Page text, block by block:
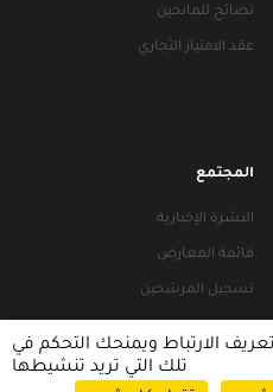
نصائح للمانحين
عقد الامتياز التجاري
المجتمع
النشرة الإخبارية
قائمة المعارض
تسجيل المرشحين
الارتباط ويمنحك التحكم في
تلك التي تريد تنشيطها